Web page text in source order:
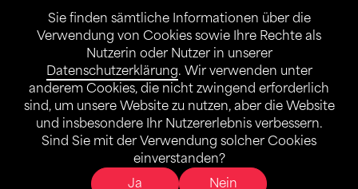
Sie finden sämtliche Informationen über die
Verwendung von Cookies sowie Ihre Rechte als
Nutzerin oder Nutzer in unserer
Datenschutzerklärung. Wir verwenden unter
anderem Cookies, die nicht zwingend erforderlich
sind, um unsere Website zu nutzen, aber die Website
und insbesondere Ihr Nutzererlebnis verbessern.
Sind Sie mit der Verwendung solcher Cookies
einverstanden?
Ja
Nein